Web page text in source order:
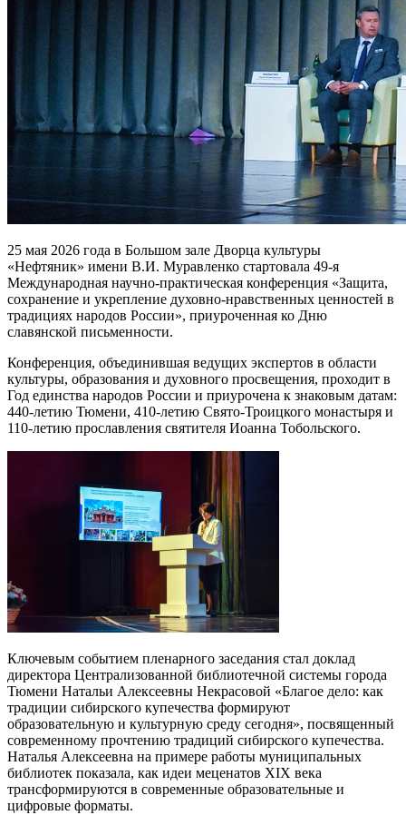
25 мая 2026 года в Большом зале Дворца культуры
«Нефтяник» имени В.И. Муравленко стартовала 49-я
Международная научно-практическая конференция «Защита,
сохранение и укрепление духовно-нравственных ценностей в
традициях народов России», приуроченная ко Дню
славянской письменности.
Конференция, объединившая ведущих экспертов в области
культуры, образования и духовного просвещения, проходит в
Год единства народов России и приурочена к знаковым датам:
440-летию Тюмени, 410-летию Свято-Троицкого монастыря и
110-летию прославления святителя Иоанна Тобольского.
Ключевым событием пленарного заседания стал доклад
директора Централизованной библиотечной системы города
Тюмени Натальи Алексеевны Некрасовой «Благое дело: как
традиции сибирского купечества формируют
образовательную и культурную среду сегодня», посвященный
современному прочтению традиций сибирского купечества.
Наталья Алексеевна на примере работы муниципальных
библиотек показала, как идеи меценатов XIX века
трансформируются в современные образовательные и
цифровые форматы.